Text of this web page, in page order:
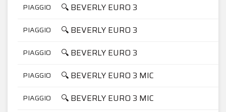
PIAGGIO 🔍 BEVERLY EURO 3
PIAGGIO 🔍 BEVERLY EURO 3
PIAGGIO 🔍 BEVERLY EURO 3
PIAGGIO 🔍 BEVERLY EURO 3 MIC
PIAGGIO 🔍 BEVERLY EURO 3 MIC